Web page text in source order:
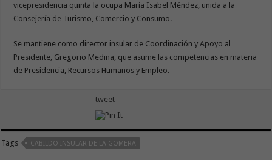
vicepresidencia quinta la ocupa María Isabel Méndez, unida a la
Consejería de Turismo, Comercio y Consumo.
Se mantiene como director insular de Coordinación y Apoyo al
Presidente, Gregorio Medina, que asume las competencias en materia
de Presidencia, Recursos Humanos y Empleo.
tweet
Tags CABILDO INSULAR DE LA GOMERA